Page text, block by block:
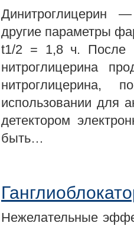
Динитроглицерин
другие параметры
t1/2 = 1,8 ч. После
нитроглицерина
нитроглицерина,
использовании для
детектором
быть…
Нежелательные